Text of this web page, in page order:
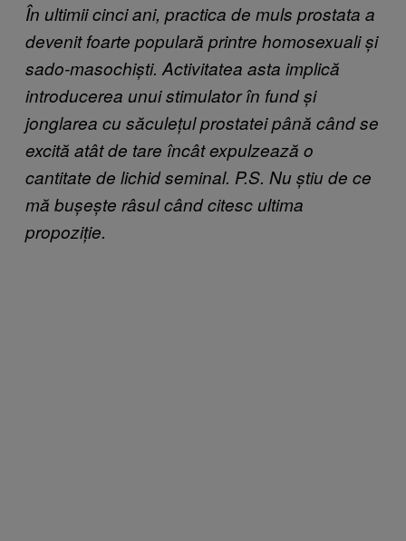
În ultimii cinci ani, practica de muls prostata a
devenit foarte populară printre homosexuali și
sado-masochiști. Activitatea asta implică
introducerea unui stimulator în fund și
jonglarea cu săculețul prostatei până când se
excită atât de tare încât expulzează o
cantitate de lichid seminal. P.S. Nu știu de ce
mă bușește râsul când citesc ultima
propoziție.